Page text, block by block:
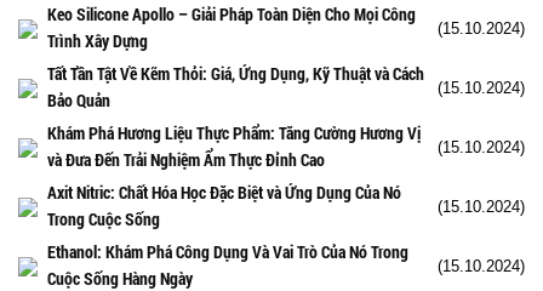
Keo Silicone Apollo – Giải Pháp Toàn Diện Cho Mọi Công
Trình Xây Dựng
(15.10.2024)
Tất Tần Tật Về Kẽm Thỏi: Giá, Ứng Dụng, Kỹ Thuật và Cách
Bảo Quản
(15.10.2024)
Khám Phá Hương Liệu Thực Phẩm: Tăng Cường Hương Vị
và Đưa Đến Trải Nghiệm Ẩm Thực Đỉnh Cao
(15.10.2024)
Axit Nitric: Chất Hóa Học Đặc Biệt và Ứng Dụng Của Nó
Trong Cuộc Sống
(15.10.2024)
Ethanol: Khám Phá Công Dụng Và Vai Trò Của Nó Trong
Cuộc Sống Hàng Ngày
(15.10.2024)